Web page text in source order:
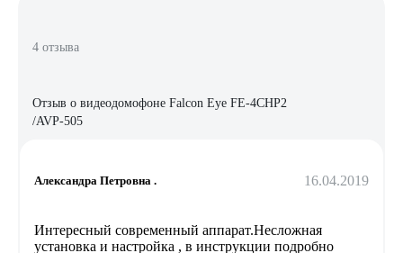
4 отзыва
Отзыв о видеодомофоне Falcon Eye FE-4CHP2
/AVP-505
Александра Петровна . 16.04.2019
Интересный современный аппарат.Несложная
установка и настройка , в инструкции подробно